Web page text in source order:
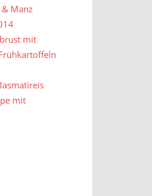
& Manz
mit
mit